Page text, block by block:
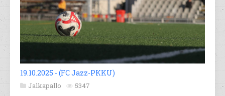
19.10.2025 - (FC Jazz-PKKU)
Jalkapallo 5347